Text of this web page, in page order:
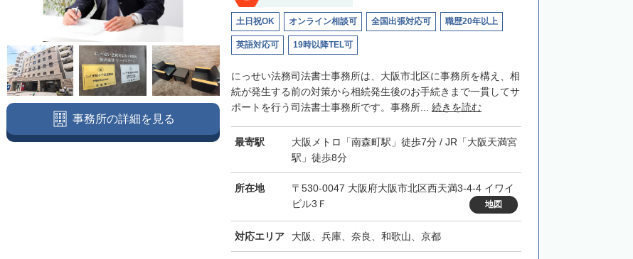
土日祝OK オンライン相談可 全国出張対応可 職歴20年以上
英語対応可 19時以降TEL可
にっせい法務司法書士事務所は、大阪市北区に事務所を構え、相
続が発生する前の対策から相続発生後のお手続きまで一貫してサ
ポートを行う司法書士事務所です。事務所... 続きを読む
最寄駅
大阪メトロ「南森町駅」徒歩7分 / JR「大阪天満宮
駅」徒歩8分
所在地
〒530-0047 大阪府大阪市北区西天満3-4-4 イワイ
ビル3Ｆ
地図
対応エリア 大阪、兵庫、奈良、和歌山、京都
事務所の詳細を見る